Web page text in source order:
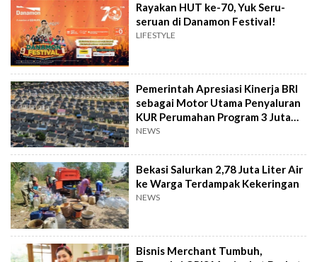
Rayakan HUT ke-70, Yuk Seru-
seruan di Danamon Festival!
LIFESTYLE
Pemerintah Apresiasi Kinerja BRI
sebagai Motor Utama Penyaluran
KUR Perumahan Program 3 Juta
Rumah
NEWS
Bekasi Salurkan 2,78 Juta Liter Air
ke Warga Terdampak Kekeringan
NEWS
Bisnis Merchant Tumbuh,